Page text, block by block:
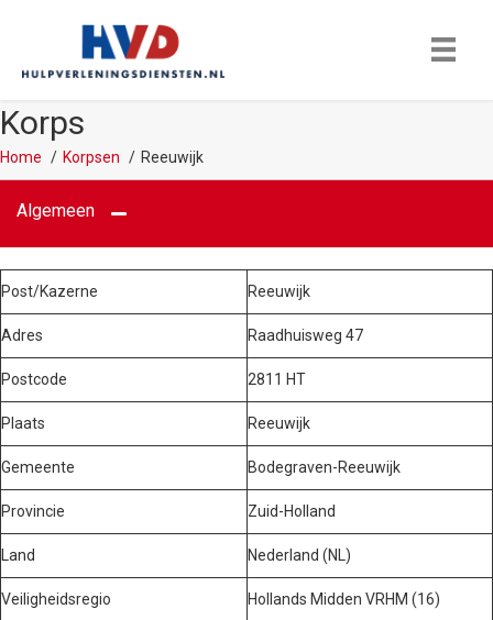
Korps
Home Korpsen Reeuwijk
Algemeen
Post/Kazerne Reeuwijk
Adres Raadhuisweg 47
Postcode 2811 HT
Plaats Reeuwijk
Gemeente Bodegraven-Reeuwijk
Provincie Zuid-Holland
Land Nederland (NL)
Veiligheidsregio Hollands Midden VRHM (16)